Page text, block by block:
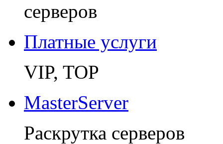
серверов
Платные услуги
VIP, TOP
MasterServer
Раскрутка серверов